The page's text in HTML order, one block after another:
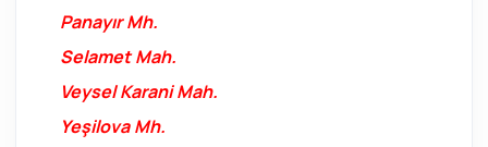
Panayır Mh.
Selamet Mah.
Veysel Karani Mah.
Yeşilova Mh.